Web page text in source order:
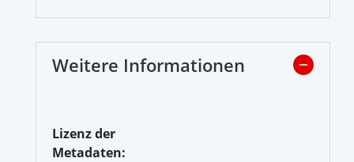
Weitere Informationen
Lizenz der
Metadaten: